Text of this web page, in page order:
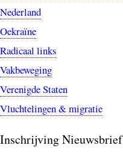
Nederland
Oekraïne
Radicaal links
Vakbeweging
Verenigde Staten
Vluchtelingen & migratie
Inschrijving Nieuwsbrief